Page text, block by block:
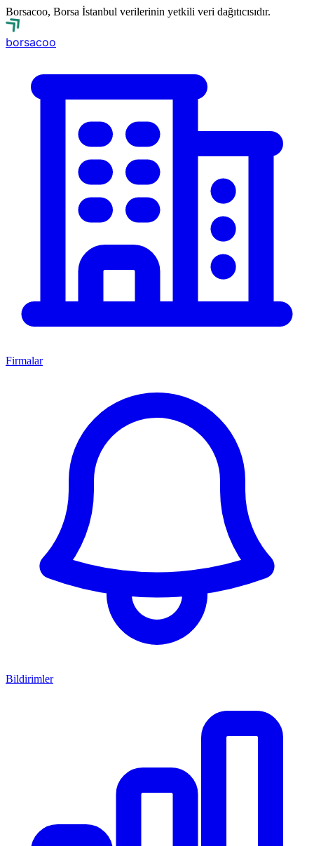
Borsacoo, Borsa İstanbul verilerinin yetkili veri dağıtıcısıdır.
borsacoo
Firmalar
Bildirimler